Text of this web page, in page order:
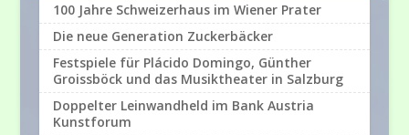
100 Jahre Schweizerhaus im Wiener Prater
Die neue Generation Zuckerbäcker
Festspiele für Plácido Domingo, Günther
Groissböck und das Musiktheater in Salzburg
Doppelter Leinwandheld im Bank Austria
Kunstforum